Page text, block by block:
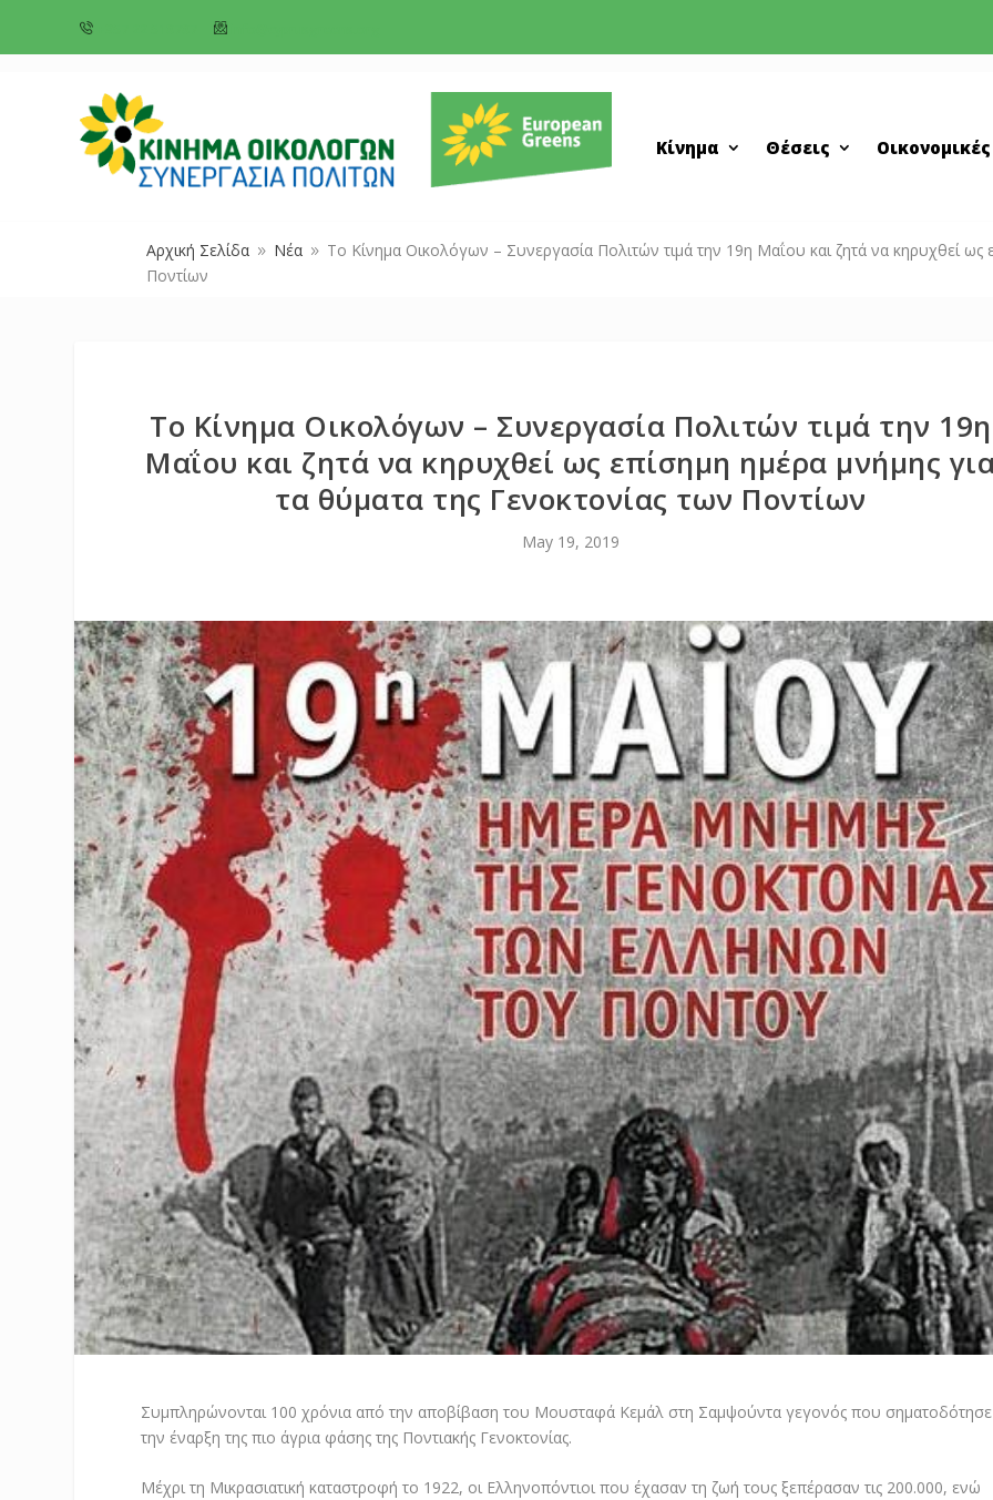
Κίνημα Θέσεις
Αρχική Σελίδα 9 Νέα 9 Το Κίνημα Οικολόγων – Συνεργασία Πολιτών τιμά την 19η Μαΐου και ζητά να κηρυχθεί ως
Ποντίων
Το Κίνημα Οικολόγων – Συνεργασία Πολιτών τιμά την 19η
Μαΐου και ζητά να κηρυχθεί ως επίσημη ημέρα μνήμης
τα θύματα της Γενοκτονίας των Ποντίων
May 19, 2019
Συμπληρώνονται 100 χρόνια από την αποβίβαση του Μουσταφά Κεμάλ στη Σαμψούντα γεγονός που σηματοδότησε
την έναρξη της πιο άγρια φάσης της Ποντιακής Γενοκτονίας.
Μέχρι τη Μικρασιατική καταστροφή το 1922, οι Ελληνοπόντιοι που έχασαν τη ζωή τους ξεπέρασαν τις 200.000, ενώ